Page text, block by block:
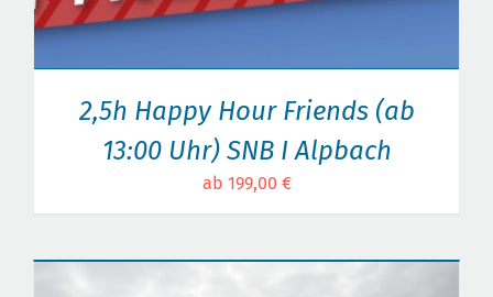
2,5h Happy Hour Friends (ab
13:00 Uhr) SNB I Alpbach
ab 199,00 €